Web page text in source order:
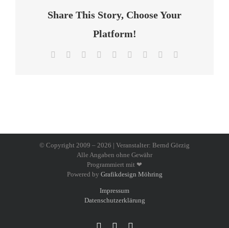
Share This Story, Choose Your
Platform!
Facebook Reddit LinkedInWhatsApp
TumblrPinterest
© Copyright 2009 – 2026 | Veranstalter: Bernd Görzig
Alle Angaben ohne Gewähr
Programmiert mit ❤
Powered by Grafikdesign Möhring
Impressum
Datenschutzerklärung